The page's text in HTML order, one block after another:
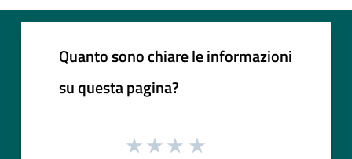
Quanto sono chiare le informazioni
su questa pagina?